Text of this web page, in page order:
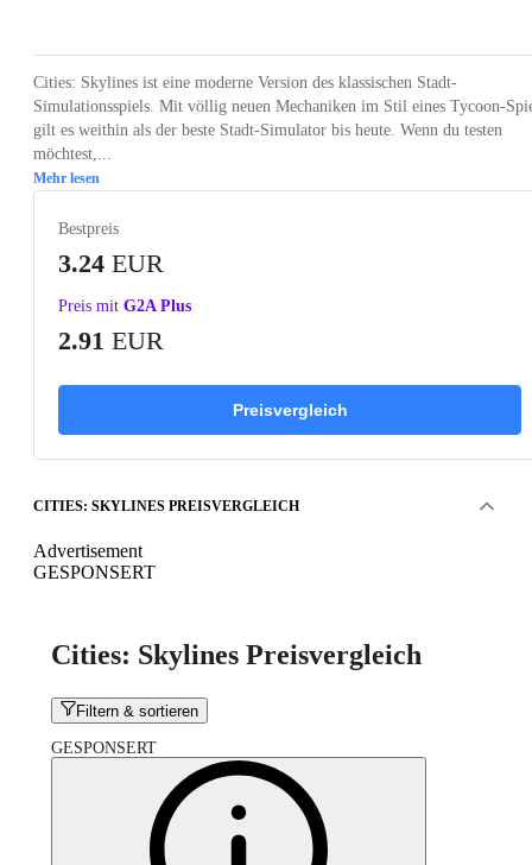
Cities: Skylines ist eine moderne Version des klassischen Stadt-
Simulationsspiels. Mit völlig neuen Mechaniken im Stil eines Tycoon-
gilt es weithin als der beste Stadt-Simulator bis heute. Wenn du testen
möchtest,...
Mehr lesen
Bestpreis
3.24 EUR
Preis mit G2A Plus
2.91 EUR
Preisvergleich
CITIES: SKYLINES PREISVERGLEICH
Advertisement
GESPONSERT
Cities: Skylines Preisvergleich
Filtern & sortieren
GESPONSERT